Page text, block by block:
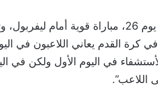
وأكد :”تخوض يوم 26، مباراة قوية أمام
في كرة القدم يعاني اللاعبون في
في اليوم الأول ولكن في
اللاعب”.